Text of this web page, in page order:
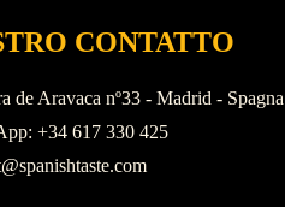
CONTATTO
de Aravaca nº33 - Madrid - Spagna
+34 617 330 425